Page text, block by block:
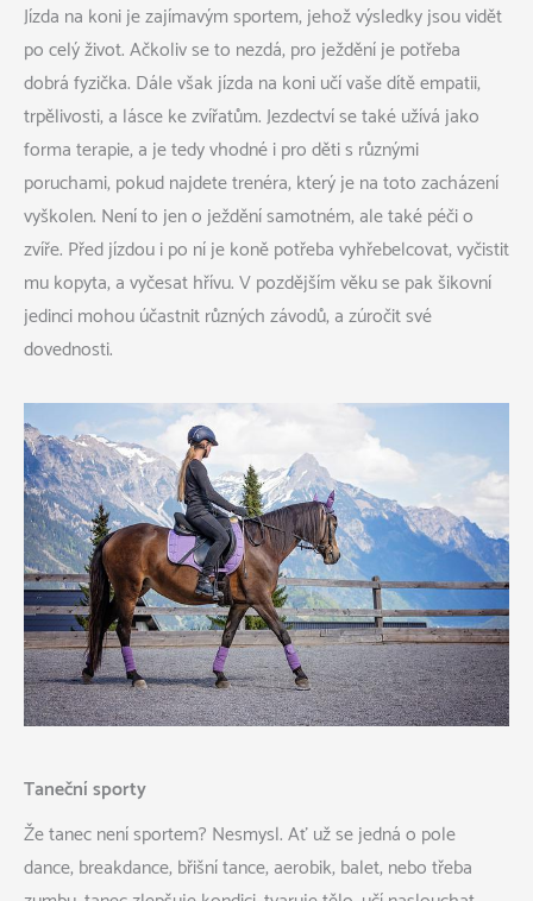
Jízda na koni je zajímavým sportem, jehož výsledky jsou vidět
po celý život. Ačkoliv se to nezdá, pro ježdění je potřeba
dobrá fyzička. Dále však jízda na koni učí vaše dítě empatii,
trpělivosti, a lásce ke zvířatům. Jezdectví se také užívá jako
forma terapie, a je tedy vhodné i pro děti s různými
poruchami, pokud najdete trenéra, který je na toto zacházení
vyškolen. Není to jen o ježdění samotném, ale také péči o
zvíře. Před jízdou i po ní je koně potřeba vyhřebelcovat, vyčistit
mu kopyta, a vyčesat hřívu. V pozdějším věku se pak šikovní
jedinci mohou účastnit různých závodů, a zúročit své
dovednosti.
Taneční sporty
Že tanec není sportem? Nesmysl. Ať už se jedná o pole
dance, breakdance, břišní tance, aerobik, balet, nebo třeba